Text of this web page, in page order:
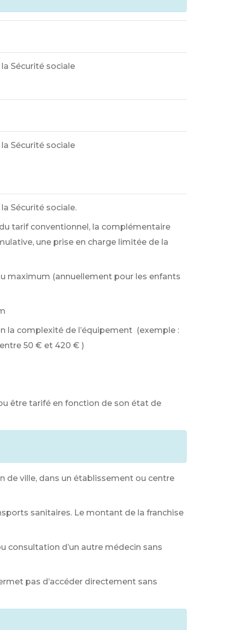
Sécurité sociale
Sécurité sociale
Sécurité sociale.
tarif conventionnel, la complémentaire
une prise en charge limitée de la
maximum (annuellement pour les enfants
la complexité de l’équipement (exemple :
50 € et 420 € )
être tarifé en fonction de son état de
de ville, dans un établissement ou centre
sanitaires. Le montant de la franchise
consultation d’un autre médecin sans
pas d’accéder directement sans